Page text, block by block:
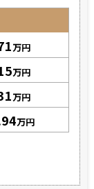
万円
万円
万円
万円